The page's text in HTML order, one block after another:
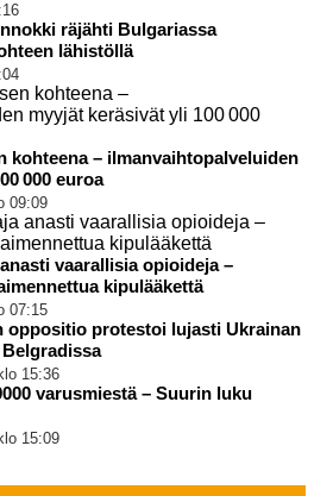
räjähti Bulgariassa
lähistöllä
kohteena – ilmanvaihtopalveluiden
000 euroa
09:09
vaarallisia opioideja –
kipulääkettä
07:15
oppositio protestoi lujasti Ukrainan
15:36
varusmiestä – Suurin luku
15:09